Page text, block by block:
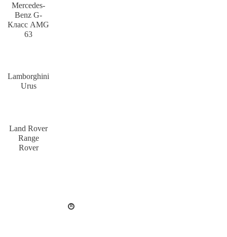
Mercedes-
Benz G-
Класс AMG
63
Lamborghini
Urus
Land Rover
Range
Rover